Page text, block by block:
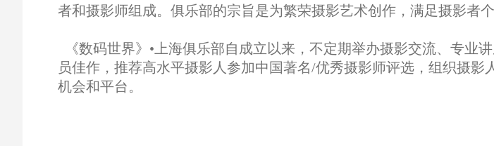
者和摄影师组成。俱乐部的宗旨是为繁荣摄影艺术创作，满足摄影者
《数码世界》•上海俱乐部自成立以来，不定期举办摄影交流、专业
员佳作，推荐高水平摄影人参加中国著名/优秀摄影师评选，组织摄
机会和平台。